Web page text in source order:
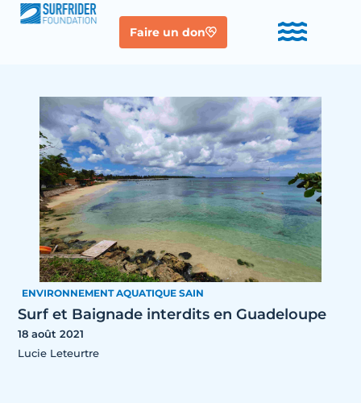
Faire un don
ENVIRONNEMENT AQUATIQUE SAIN
Surf et Baignade interdits en Guadeloupe
18 août 2021
Lucie Leteurtre